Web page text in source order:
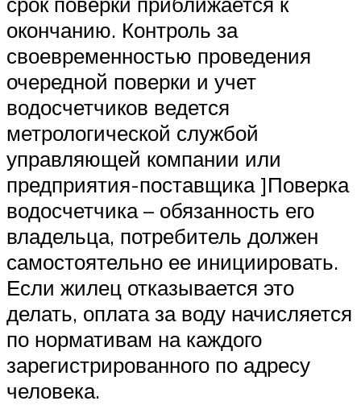
окончанию. Контроль за
своевременностью проведения
очередной поверки и учет
водосчетчиков ведется
метрологической службой
управляющей компании или
предприятия-поставщика ]Поверка
водосчетчика – обязанность его
владельца, потребитель должен
самостоятельно ее инициировать.
Если жилец отказывается это
делать, оплата за воду начисляется
по нормативам на каждого
зарегистрированного по адресу
человека.